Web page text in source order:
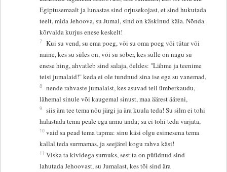
Egiptusemaalt ja lunastas sind orjusekojast, et sind hukutada
teelt, mida Jehoova, su Jumal, sind on käskinud käia. Nõnda
kõrvalda kurjus enese keskelt!
7 Kui su vend, su ema poeg, või su oma poeg või tütar või
naine, kes su süles on, või su sõber, kes sulle on nagu su
enese hing, ahvatleb sind salaja, öeldes: "Lähme ja teenime
teisi jumalaid!" keda ei ole tundnud sina ise ega su vanemad,
8 nende rahvaste jumalaist, kes asuvad teil ümberkaudu,
lähemal sinule või kaugemal sinust, maa äärest ääreni,
9 siis ära tee tema nõu järgi ja ära kuula teda! Su silm ei tohi
halastada tema peale ega armu anda; sa ei tohi teda varjata,
10 vaid sa pead tema tapma: sinu käsi olgu esimesena tema
kallal teda surmamas, ja seejärel kogu rahva käsi!
11 Viska ta kividega surnuks, sest ta on püüdnud sind
lahutada Jehoovast, su Jumalast, kes tõi sind ära